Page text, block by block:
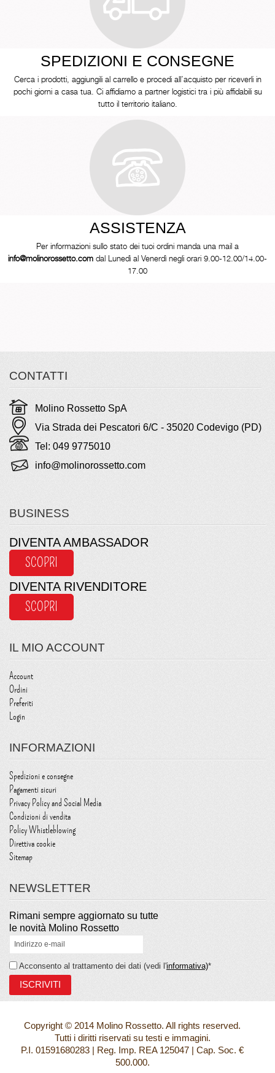
SPEDIZIONI E CONSEGNE
Cerca i prodotti, aggiungili al carrello e procedi all’acquisto per riceverli in
pochi giorni a casa tua. Ci affidiamo a partner logistici tra i più affidabili su
tutto il territorio italiano.
ASSISTENZA
Per informazioni sullo stato dei tuoi ordini manda una mail a
info@molinorossetto.com dal Lunedì al Venerdì negli orari 9.00-12.00/14.00-
17.00
CONTATTI
Molino Rossetto SpA
Via Strada dei Pescatori 6/C - 35020 Codevigo (PD)
Tel: 049 9775010
info@molinorossetto.com
BUSINESS
DIVENTA AMBASSADOR
SCOPRI
DIVENTA RIVENDITORE
SCOPRI
IL MIO ACCOUNT
Account
Ordini
Preferiti
Login
INFORMAZIONI
Spedizioni e consegne
Pagamenti sicuri
Privacy Policy and Social Media
Condizioni di vendita
Policy Whistleblowing
Direttiva cookie
Sitemap
NEWSLETTER
Rimani sempre aggiornato su tutte
le novità Molino Rossetto
Acconsento al trattamento dei dati (vedi l'informativa)*
Copyright © 2014 Molino Rossetto. All rights reserved.
Tutti i diritti riservati su testi e immagini.
P.I. 01591680283 | Reg. Imp. REA 125047 | Cap. Soc. €
500.000.